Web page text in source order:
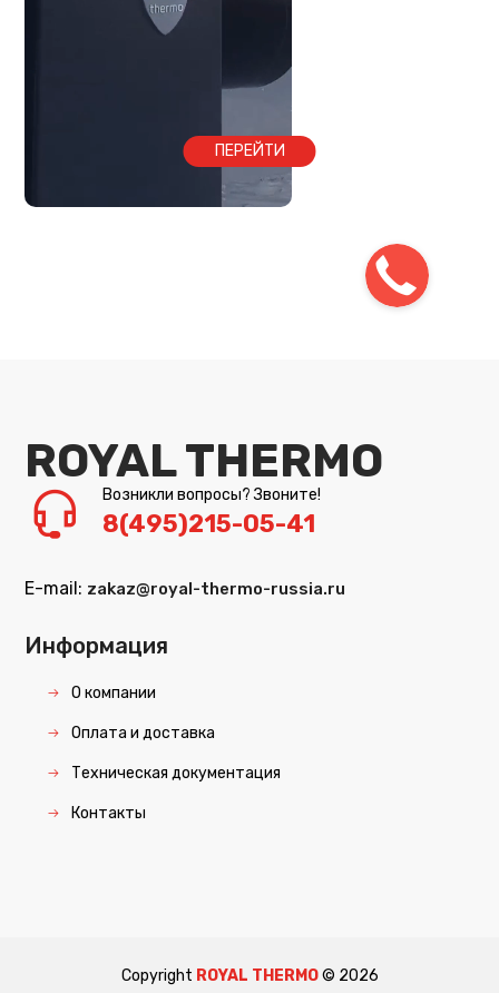
ПЕРЕЙТИ
ROYAL THERMO
Возникли вопросы? Звоните!
8(495)215-05-41
E-mail: zakaz@royal-thermo-russia.ru
Информация
О компании
Оплата и доставка
Техническая документация
Контакты
Copyright ROYAL THERMO© 2026